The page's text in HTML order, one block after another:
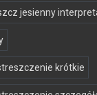
jesienny
krótkie